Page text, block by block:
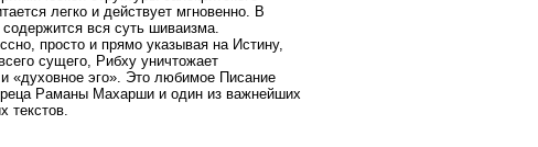
легко и действует мгновенно. В
содержится вся суть шиваизма.
просто и прямо указывая на Истину,
сущего, Рибху уничтожает
«духовное эго». Это любимое Писание
Раманы Махарши и один из важнейших
текстов.